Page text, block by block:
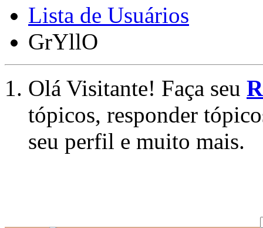
Lista de Usuários
GrYllO
Olá Visitante! Faça seu
tópicos, responder
seu perfil e muito mais.